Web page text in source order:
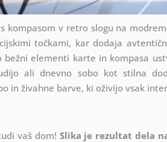
kompasom v retro slogu na
točkami, kar dodaja
bežni elementi karte in kompasa
ali dnevno sobo kot stilna
in živahne barve, ki oživijo vsak
vaš dom! Slika je rezultat dela